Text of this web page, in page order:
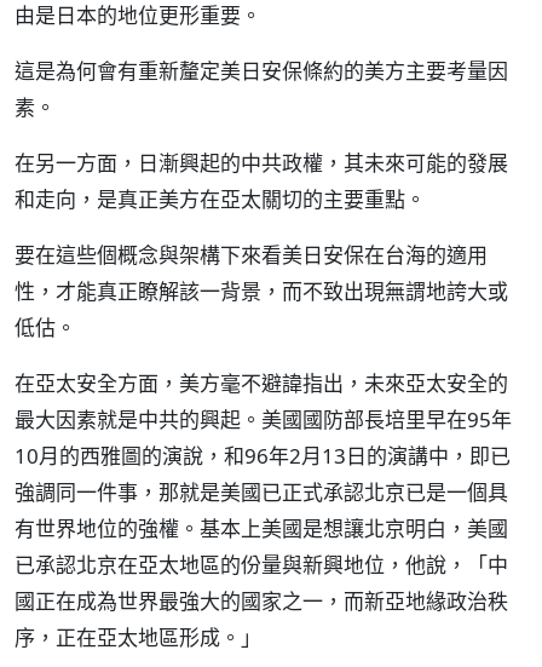
由是日本的地位更形重要。
這是為何會有重新釐定美日安保條約的美方主要考量因
素。
在另一方面，日漸興起的中共政權，其未來可能的發展
和走向，是真正美方在亞太關切的主要重點。
要在這些個概念與架構下來看美日安保在台海的適用
性，才能真正瞭解該一背景，而不致出現無謂地誇大或
低估。
在亞太安全方面，美方毫不避諱指出，未來亞太安全的
最大因素就是中共的興起。美國國防部長培里早在95年
10月的西雅圖的演說，和96年2月13日的演講中，即已
強調同一件事，那就是美國已正式承認北京已是一個具
有世界地位的強權。基本上美國是想讓北京明白，美國
已承認北京在亞太地區的份量與新興地位，他說，「中
國正在成為世界最強大的國家之一，而新亞地緣政治秩
序，正在亞太地區形成。」